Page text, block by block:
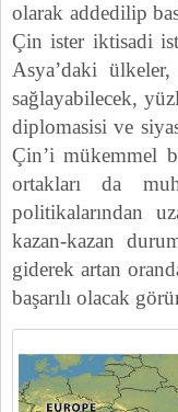
olarak addedilip
Çin ister iktisadi
Asya’daki
sağlayabilecek,
diplomasisi ve
Çin’i mükemmel
ortakları da
politikalarından
kazan-kazan
giderek artan
başarılı olacak